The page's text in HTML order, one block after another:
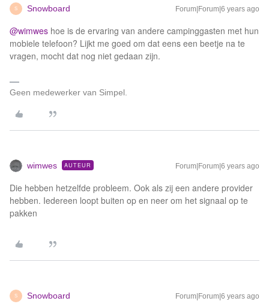
S Snowboard Forum|Forum|6 years ago
@wimwes hoe is de ervaring van andere campinggasten met hun
mobiele telefoon? Lijkt me goed om dat eens een beetje na te
vragen, mocht dat nog niet gedaan zijn.
Geen medewerker van Simpel.
wimwes AUTEUR Forum|Forum|6 years ago
Die hebben hetzelfde probleem. Ook als zij een andere provider
hebben. Iedereen loopt buiten op en neer om het signaal op te
pakken
S Snowboard Forum|Forum|6 years ago